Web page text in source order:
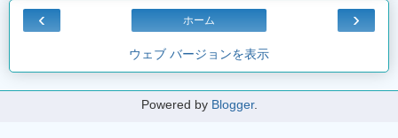
‹ ›
ホーム
ウェブ バージョンを表示
Powered by Blogger.